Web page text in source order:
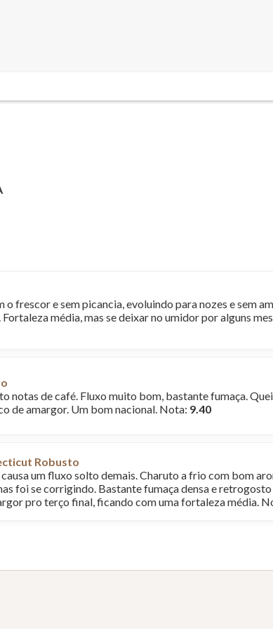
frescor e sem picancia, evoluindo para nozes e sem
média, mas se deixar no umidor por alguns
notas de café. Fluxo muito bom, bastante fumaça.
de amargor. Um bom nacional. Nota: 9.40
Robusto
um fluxo solto demais. Charuto a frio com bom
foi se corrigindo. Bastante fumaça densa e
pro terço final, ficando com uma fortaleza média.